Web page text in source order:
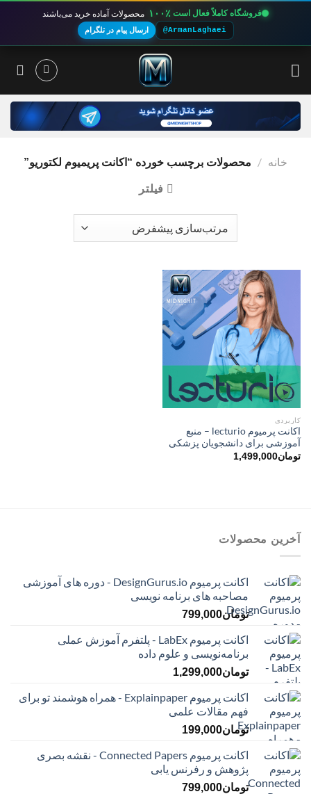
فروشگاه کاملاً فعال است ۱۰۰٪ محصولات آماده خرید می‌باشند
@ArmanLaghaei ارسال پیام در تلگرام
خانه / محصولات برچسب خورده “اکانت پریمیوم لکتوریو”
فیلتر
کاربردی
اکانت پرمیوم lecturio – منبع
آموزشی برای دانشجویان پزشکی
تومان1,499,000
آخرین محصولات
اکانت پرمیوم DesignGurus.io - دوره ‌های آموزشی
مصاحبه ‌های برنامه نویسی
تومان799,000
اکانت پرمیوم LabEx - پلتفرم آموزش عملی
برنامه‌نویسی و علوم داده
تومان1,299,000
اکانت پرمیوم Explainpaper - همراه هوشمند تو برای
فهم مقالات علمی
تومان199,000
اکانت پرمیوم Connected Papers - نقشه بصری
پژوهش و رفرنس یابی
تومان799,000